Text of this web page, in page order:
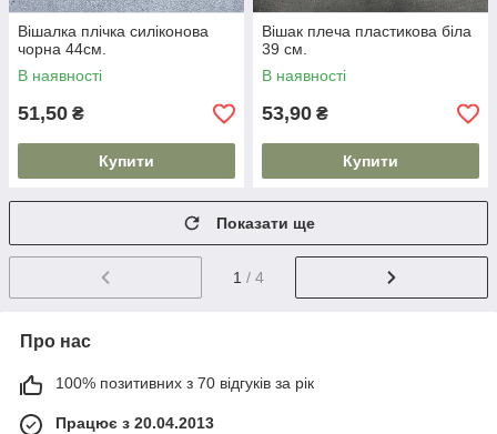
Вішалка плічка силіконова
чорна 44см.
В наявності
51,50 ₴
Купити
Вішак плеча пластикова біла
39 см.
В наявності
53,90 ₴
Купити
Показати ще
1 / 4
Про нас
100% позитивних з 70 відгуків за рік
Працює з 20.04.2013